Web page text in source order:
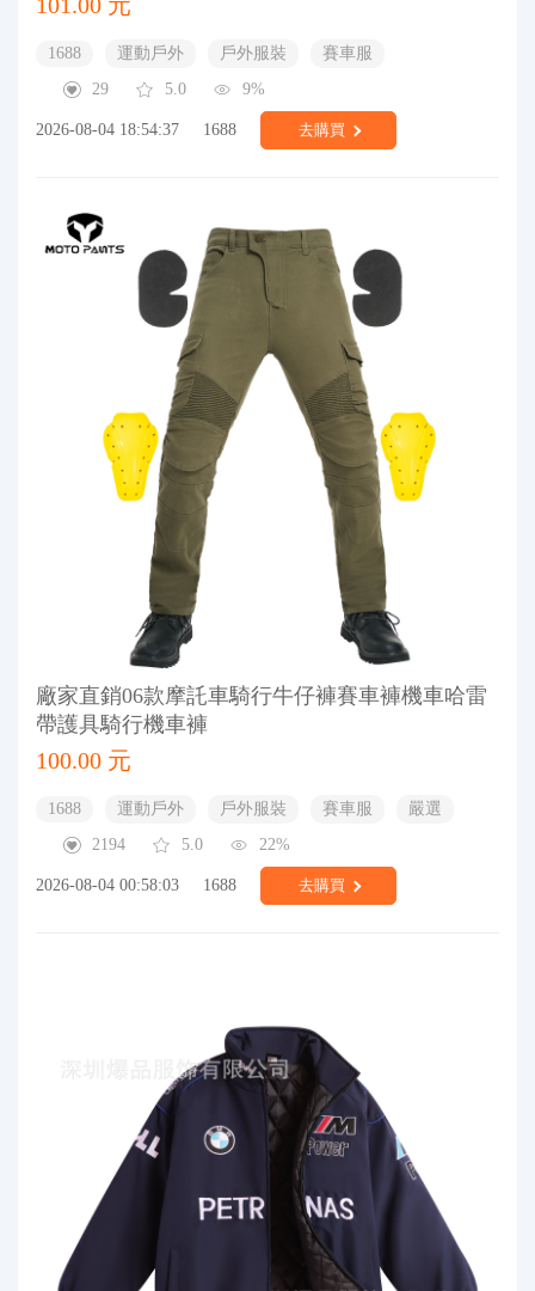
1688 運動戶外 戶外服裝
賽車服
29
5.0 9%
2026-08-04 18:54:37 1688 去購買
廠家直銷06款摩託車騎行牛仔褲賽車褲機車哈雷
帶護具騎行機車褲
100.00 元
1688 運動戶外 戶外服裝 賽車服
嚴選
2194
5.0 22%
2026-08-04 00:58:03 1688 去購買